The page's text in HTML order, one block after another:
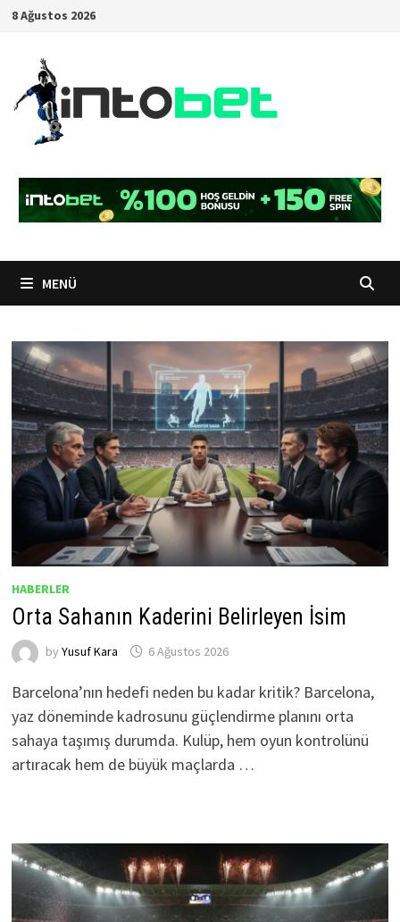
İçeriğe
8 Ağustos 2026
MENÜ
HABERLER
Orta Sahanın Kaderini Belirleyen İsim
by Yusuf Kara 6 Ağustos 2026
Barcelona’nın hedefi neden bu kadar kritik? Barcelona,
yaz döneminde kadrosunu güçlendirme planını orta
sahaya taşımış durumda. Kulüp, hem oyun kontrolünü
artıracak hem de büyük maçlarda …